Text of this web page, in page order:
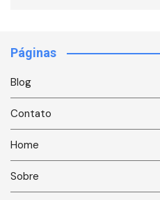
Páginas
Blog
Contato
Home
Sobre